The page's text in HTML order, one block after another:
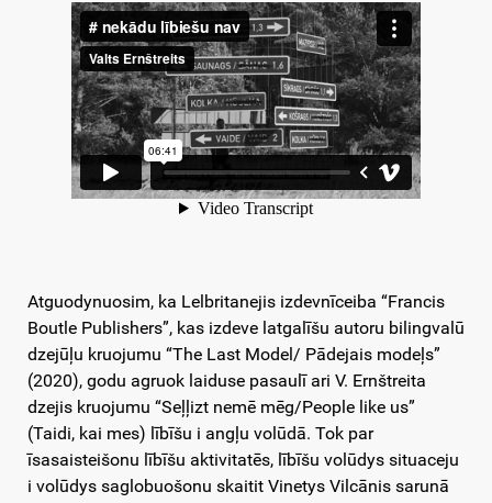
Atguodynuosim, ka Lelbritanejis izdevnīceiba “Francis
Boutle Publishers”, kas izdeve latgalīšu autoru bilingvalū
dzejūļu kruojumu “The Last Model/ Pādejais modeļs”
(2020), godu agruok laiduse pasaulī ari V. Ernštreita
dzejis kruojumu “Seļļizt nemē mēg/People like us”
(Taidi, kai mes) lībīšu i angļu volūdā. Tok par
īsasaisteišonu lībīšu aktivitatēs, lībīšu volūdys situaceju
i volūdys saglobuošonu skaitit Vinetys Vilcānis sarunā